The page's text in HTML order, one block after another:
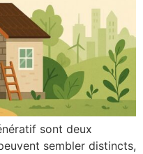
sont deux
sembler distincts,